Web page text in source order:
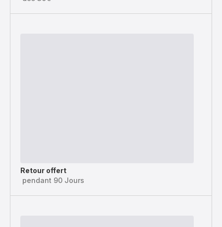
Retour offert
pendant 90 Jours